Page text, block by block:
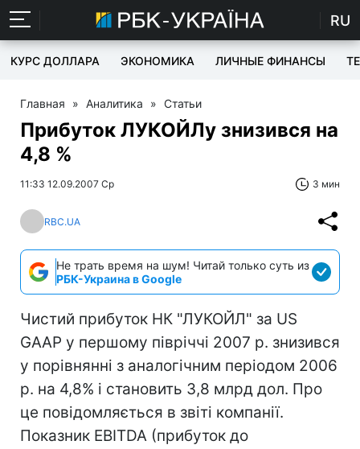
RU
КУРС ДОЛЛАРА ЭКОНОМИКА ЛИЧНЫЕ ФИНАНСЫ
Главная » Аналитика » Статьи
Прибуток ЛУКОЙЛу знизився на
4,8 %
11:33 12.09.2007 Ср 3 мин
RBC.UA
Не трать время на шум! Читай только суть из
РБК-Украина в Google
Чистий прибуток НК "ЛУКОЙЛ" за US
GAAP у першому півріччі 2007 р. знизився
у порівнянні з аналогічним періодом 2006
р. на 4,8% і становить 3,8 млрд дол. Про
це повідомляється в звіті компанії.
Показник EBITDA (прибуток до